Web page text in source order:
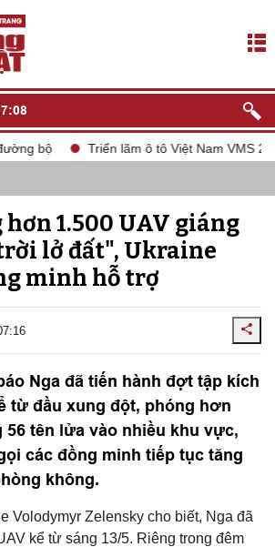
bộ Triển lãm ô tô Việt Nam VMS 2024
1.500 UAV giáng
lở đất", Ukraine
minh hỗ trợ
Nga đã tiến hành đợt tập kích
từ đầu xung đột, phóng hơn
56 tên lửa vào nhiều khu vực,
các đồng minh tiếp tục tăng
không.
Volodymyr Zelensky cho biết, Nga đã
kể từ sáng 13/5. Riêng trong đêm